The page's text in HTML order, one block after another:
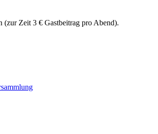
(zur Zeit 3 € Gastbeitrag pro Abend).